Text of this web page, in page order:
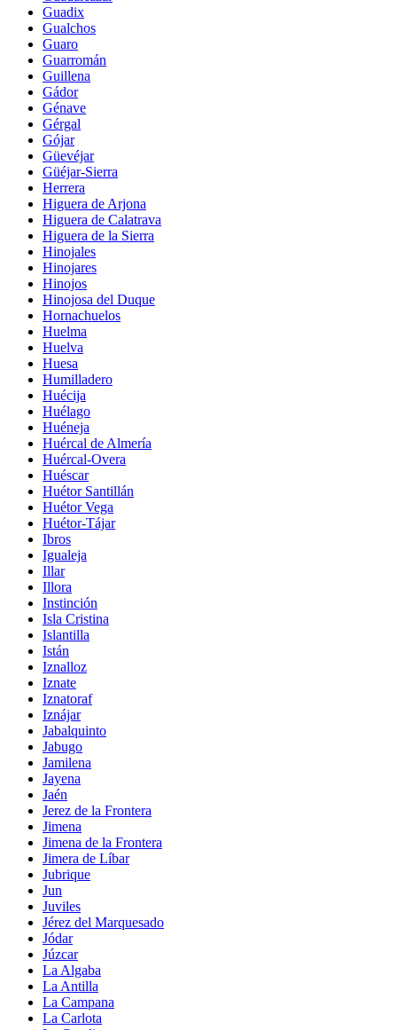
Guadix
Gualchos
Guaro
Guarromán
Guillena
Gádor
Génave
Gérgal
Gójar
Güevéjar
Güéjar-Sierra
Herrera
Higuera de Arjona
Higuera de Calatrava
Higuera de la Sierra
Hinojales
Hinojares
Hinojos
Hinojosa del Duque
Hornachuelos
Huelma
Huelva
Huesa
Humilladero
Huécija
Huélago
Huéneja
Huércal de Almería
Huércal-Overa
Huéscar
Huétor Santillán
Huétor Vega
Huétor-Tájar
Ibros
Igualeja
Illar
Illora
Instinción
Isla Cristina
Islantilla
Istán
Iznalloz
Iznate
Iznatoraf
Iznájar
Jabalquinto
Jabugo
Jamilena
Jayena
Jaén
Jerez de la Frontera
Jimena
Jimena de la Frontera
Jimera de Líbar
Jubrique
Jun
Juviles
Jérez del Marquesado
Jódar
Júzcar
La Algaba
La Antilla
La Campana
La Carlota